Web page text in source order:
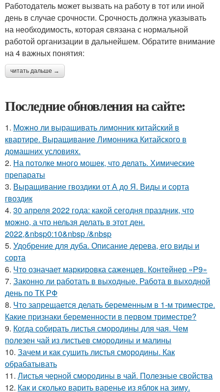
Работодатель может вызвать на работу в тот или иной
день в случае срочности. Срочность должна указывать
на необходимость, которая связана с нормальной
работой организации в дальнейшем. Обратите внимание
на 4 важных понятия:
читать дальше →
Последние обновления на сайте:
1. Можно ли выращивать лимонник китайский в
квартире. Выращивание Лимонника Китайского в
домашних условиях.
2. На потолке много мошек, что делать. Химические
препараты
3. Выращивание гвоздики от А до Я. Виды и сорта
гвоздик
4. 30 апреля 2022 года: какой сегодня праздник, что
можно, а что нельзя делать в этот ден.
2022,&nbsp0:10&nbsp /&nbsp
5. Удобрение для дуба. Описание дерева, его виды и
сорта
6. Что означает маркировка саженцев. Контейнер «Р9»
7. Законно ли работать в выходные. Работа в выходной
день по ТК РФ
8. Что запрещается делать беременным в 1-м триместре.
Какие признаки беременности в первом триместре?
9. Когда собирать листья смородины для чая. Чем
полезен чай из листьев смородины и малины
10. Зачем и как сушить листья смородины. Как
обрабатывать
11. Листья черной смородины в чай. Полезные свойства
12. Как и сколько варить варенье из яблок на зиму.